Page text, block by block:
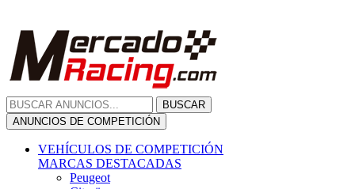
BUSCAR
ANUNCIOS DE COMPETICIÓN
VEHÍCULOS DE COMPETICIÓN
MARCAS DESTACADAS
Peugeot
Citroën
Renault